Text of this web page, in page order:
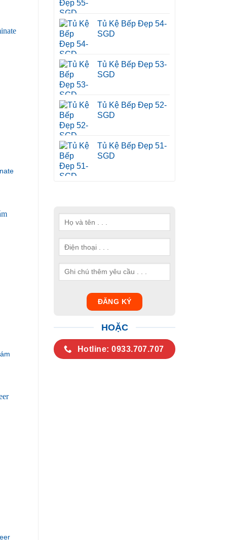
Tủ Kệ Bếp Đẹp 54-
SGD
Tủ Kệ Bếp Đẹp 53-
SGD
Tủ Kệ Bếp Đẹp 52-
SGD
Tủ Kệ Bếp Đẹp 51-
SGD
HOẶC
Hotline: 0933.707.707